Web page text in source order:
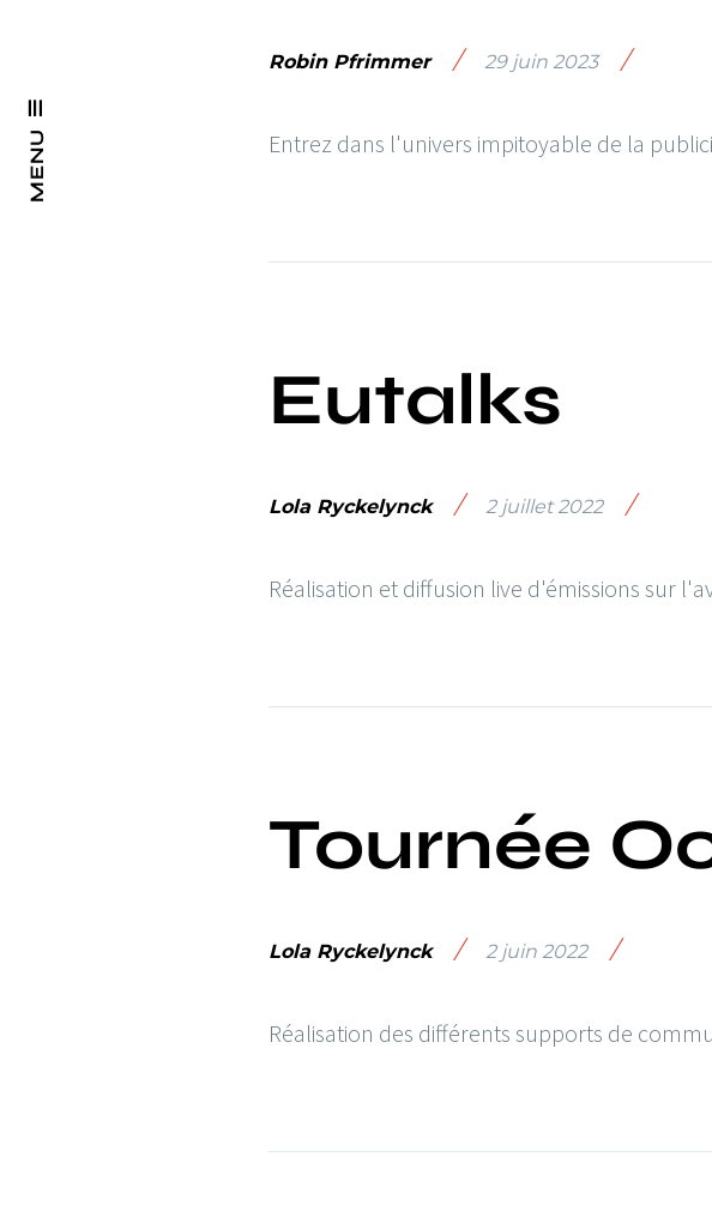
MENU
Robin Pfrimmer / 29 juin 2023 /
Entrez dans l'univers impitoyable de la
Eutalks
Lola Ryckelynck / 2 juillet 2022 /
Réalisation et diffusion live d'émissions sur
Tournée
Lola Ryckelynck / 2 juin 2022 /
Réalisation des différents supports de